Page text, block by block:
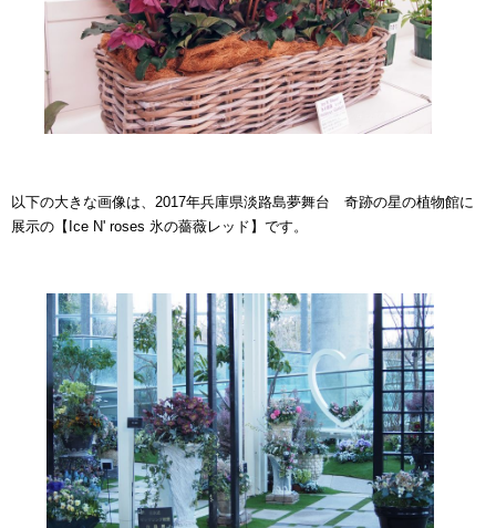
以下の大きな画像は、2017年兵庫県淡路島夢舞台 奇跡の星の植物館に
展示の【Ice N' roses 氷の薔薇レッド】です。